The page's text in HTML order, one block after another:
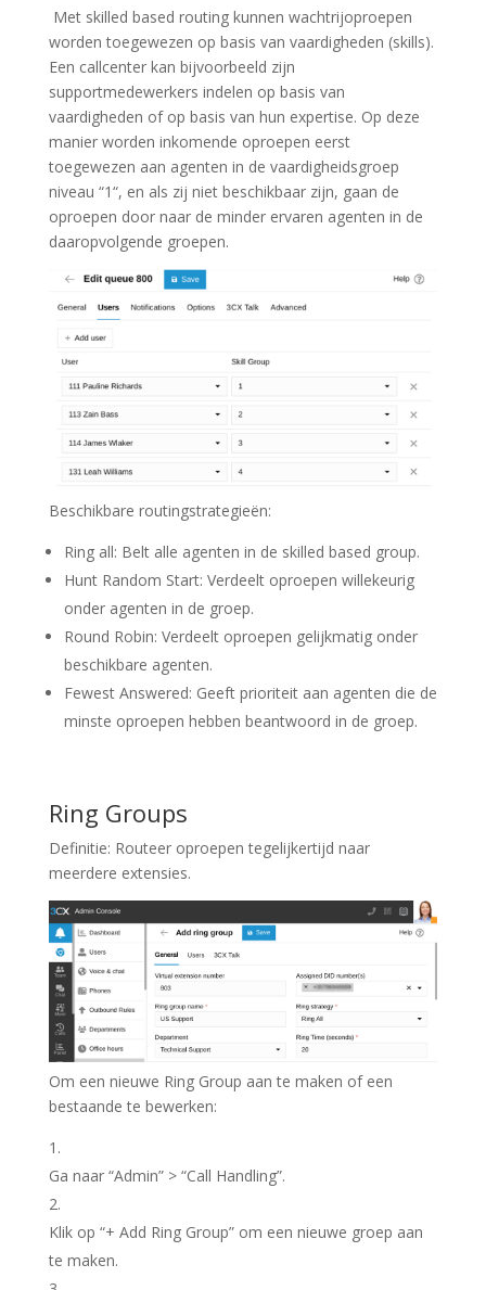
Met skilled based routingkunnen wachtrijoproepen
worden toegewezen op basis van vaardigheden (skills).
Een callcenter kan bijvoorbeeld zijn
supportmedewerkers indelen op basis van
vaardigheden of op basis van hun expertise. Op deze
manier worden inkomende oproepen eerst
toegewezen aan agenten in de vaardigheidsgroep
niveau “1“, en als zij niet beschikbaar zijn, gaan de
oproepen door naar de minder ervaren agenten in de
daaropvolgende groepen.
Beschikbare routingstrategieën:
Ring all: Belt alle agenten in de skilled based group.
Hunt Random Start: Verdeelt oproepen willekeurig
onder agenten in de groep.
Round Robin: Verdeelt oproepen gelijkmatig onder
beschikbare agenten.
Fewest Answered: Geeft prioriteit aan agenten die de
minste oproepen hebben beantwoord in de groep.
Ring Groups
Definitie: Routeer oproepen tegelijkertijd naar
meerdere extensies.
Om een nieuwe Ring Group aan te maken of een
bestaande te bewerken:
Ga naar “Admin” > “Call Handling”.
Klik op “+ Add Ring Group” om een nieuwe groep aan
te maken.